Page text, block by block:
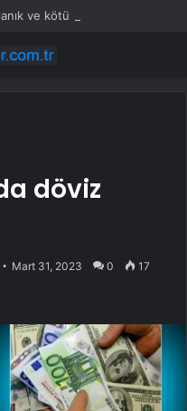
döviz
Mart 31, 2023 0 17